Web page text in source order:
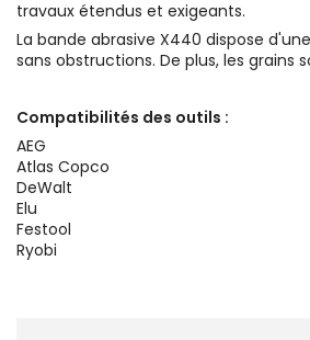
travaux étendus et exigeants.
La bande abrasive X440 dispose
sans obstructions. De plus, les
Compatibilités des outils :
AEG
Atlas Copco
DeWalt
Elu
Festool
Ryobi